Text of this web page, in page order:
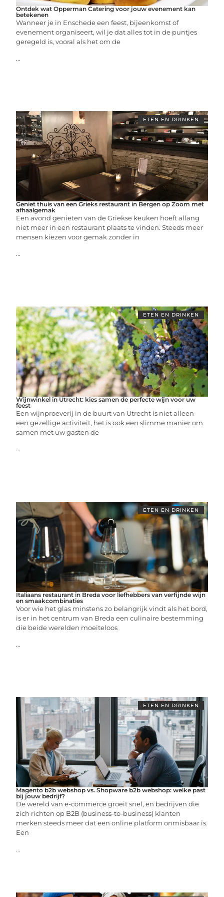
Ontdek wat Opperman Catering voor jouw evenement kan
betekenen
Wanneer je in Enschede een feest, bijeenkomst of
evenement organiseert, wil je dat alles tot in de puntjes
geregeld is, vooral als het om de
...
ETEN EN DRINKEN
Geniet thuis van een Grieks restaurant in Bergen op Zoom met
afhaalgemak
Een avond genieten van de Griekse keuken hoeft allang
niet meer in een restaurant plaats te vinden. Steeds meer
mensen kiezen voor gemak zonder in
...
ETEN EN DRINKEN
Wijnwinkel in Utrecht: kies samen de perfecte wijn voor uw
feest
Een wijnproeverij in de buurt van Utrecht is niet alleen
een gezellige activiteit, het is ook een slimme manier om
samen met uw gasten de
...
ETEN EN DRINKEN
Italiaans restaurant in Breda voor liefhebbers van verfijnde wijn
en smaakcombinaties
Voor wie het glas minstens zo belangrijk vindt als het bord,
is er in het centrum van Breda een culinaire bestemming
die beide werelden moeiteloos
...
ETEN EN DRINKEN
Magento b2b webshop vs. Shopware b2b webshop: welke past
bij jouw bedrijf?
De wereld van e-commerce groeit snel, en bedrijven die
zich richten op B2B (business-to-business) klanten
merken steeds meer dat een online platform onmisbaar is.
Een
...